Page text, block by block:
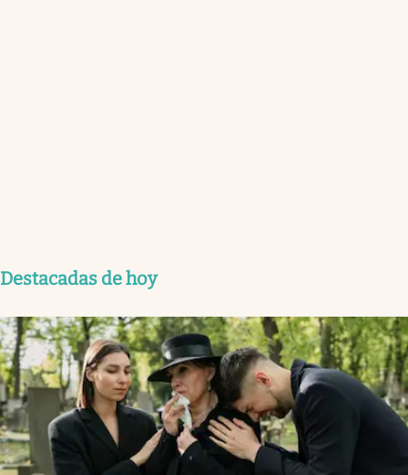
Destacadas de hoy